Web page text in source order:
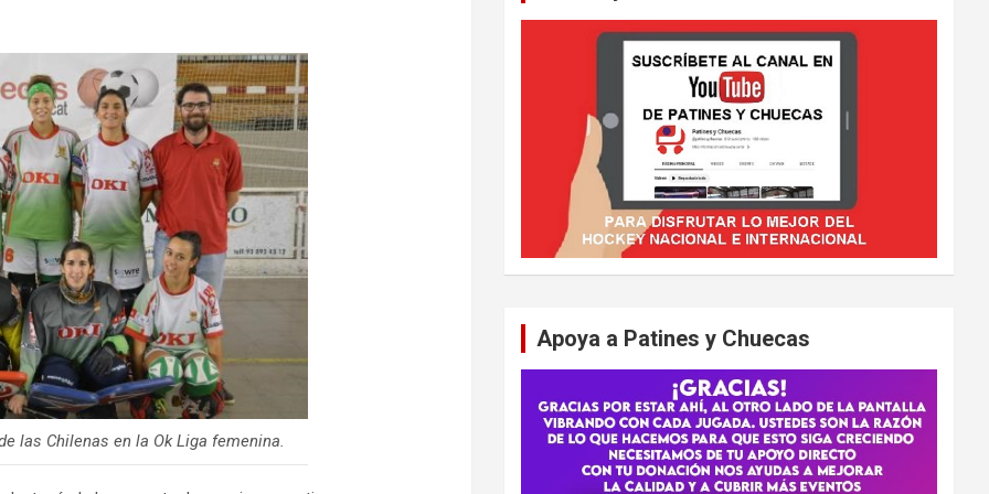
las Chilenas en la Ok Liga femenina.
Apoya a Patines y Chuecas